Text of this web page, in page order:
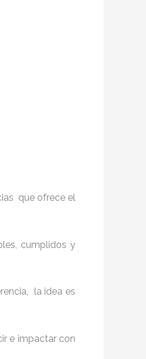
que ofrece el
cumplidos y
la idea es
e impactar con